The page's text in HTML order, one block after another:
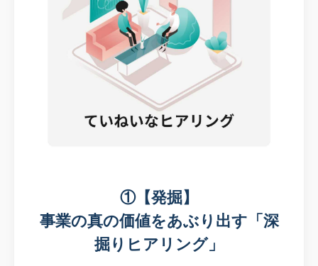
①【発掘】
事業の真の価値をあぶり出す「深
掘りヒアリング」